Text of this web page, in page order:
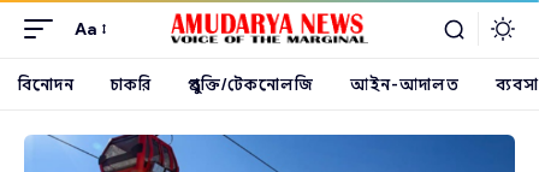
Aa
বিনোদন চাকরি প্রযুক্তি/টেকনোলজি আইন-আদালত ব্যবসা